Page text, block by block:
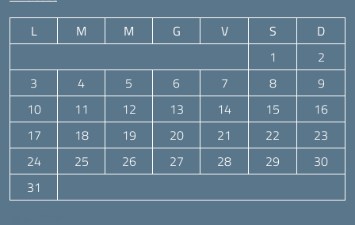
L M M G V S
D
1
2
3
4 5 6 7 8
9
10
11 12 13 14 15
16
17
18 19 20 21 22
23
24
25 26 27 28 29
30
31